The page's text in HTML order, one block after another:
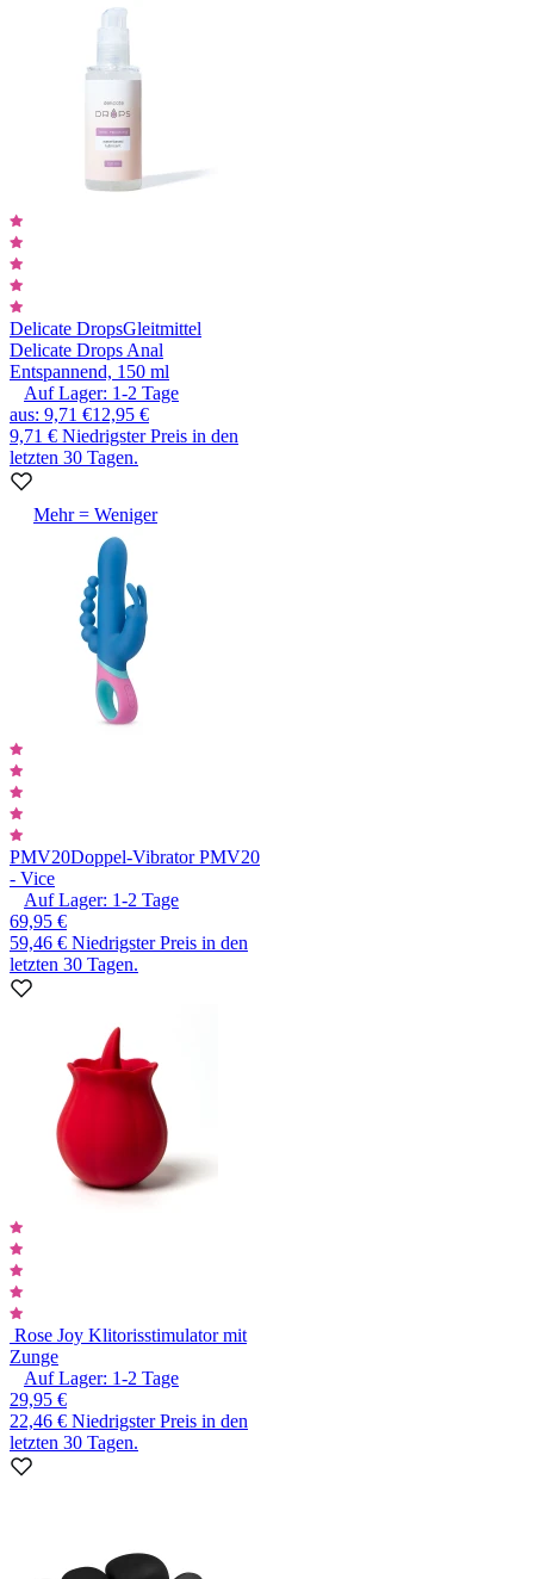
Delicate DropsGleitmittel
Delicate Drops Anal
Entspannend, 150 ml
Auf Lager: 1-2 Tage
aus: 9,71 €12,95 €
9,71 € Niedrigster Preis in den
letzten 30 Tagen.
Mehr = Weniger
PMV20Doppel-Vibrator PMV20
- Vice
Auf Lager: 1-2 Tage
69,95 €
59,46 € Niedrigster Preis in den
letzten 30 Tagen.
Rose Joy Klitorisstimulator mit
Zunge
Auf Lager: 1-2 Tage
29,95 €
22,46 € Niedrigster Preis in den
letzten 30 Tagen.